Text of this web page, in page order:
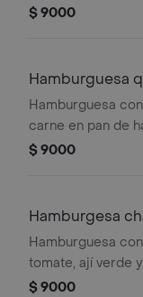
queso gauda
$ 9000
Hamburguesa
Hamburguesa
carne en pan de
$ 9000
Hamburgesa
Hamburguesa
tomate, ají verde
$ 9000